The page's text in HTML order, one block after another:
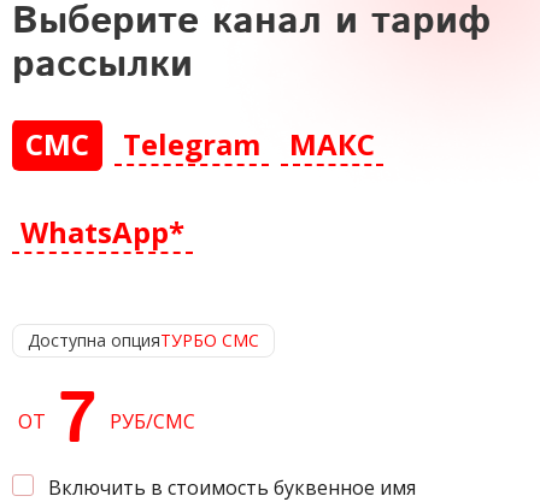
Выберите канал и тариф
рассылки
СМС Telegram МАКС
WhatsApp*
Доступна опцияТУРБО СМС
ОТ 7 РУБ/СМС
Включить в стоимость буквенное имя